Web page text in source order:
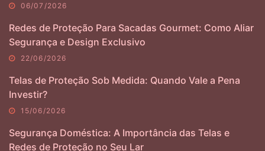
06/07/2026
Redes de Proteção Para Sacadas Gourmet: Como Aliar
Segurança e Design Exclusivo
22/06/2026
Telas de Proteção Sob Medida: Quando Vale a Pena
Investir?
15/06/2026
Segurança Doméstica: A Importância das Telas e
Redes de Proteção no Seu Lar